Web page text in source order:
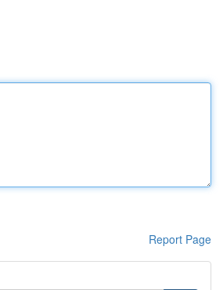
Report Page